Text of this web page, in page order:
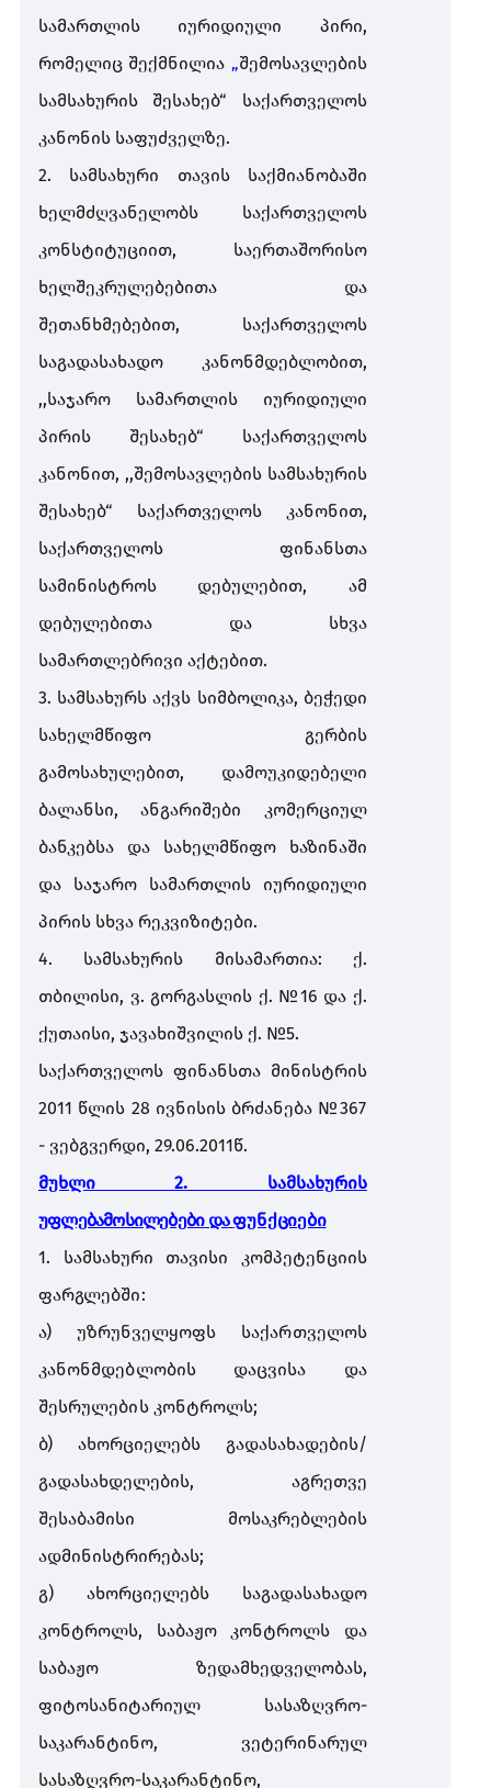
სამართლის
იურიდიული პირი,
რომელიც შექმნილია „შემოსავლების
სამსახურის
შესახებ“ საქართველოს
კანონის საფუძველზე.
2. სამსახური თავის
საქმიანობაში
ხელმძღვანელობს
საქართველოს
კონსტიტუციით, საერთაშორისო
ხელშეკრულებებითა
და
შეთანხმებებით, საქართველოს
საგადასახადო
კანონმდებლობით,
,,საჯარო სამართლის
იურიდიული
პირის
შესახებ“ საქართველოს
კანონით, ,,შემოსავლების სამსახურის
შესახებ“ საქართველოს კანონით,
საქართველოს
ფინანსთა
სამინისტროს
დებულებით, ამ
დებულებითა
და
სხვა
სამართლებრივი აქტებით.
3. სამსახურს აქვს სიმბოლიკა, ბეჭედი
სახელმწიფო
გერბის
გამოსახულებით, დამოუკიდებელი
ბალანსი,ანგარიშები
კომერციულ
ბანკებსა
და სახელმწიფო
ხაზინაში
და
საჯარო სამართლის
იურიდიული
პირის სხვა რეკვიზიტები.
4. სამსახურის მისამართია: ქ.
თბილისი, ვ.გორგასლის ქ. №16 და ქ.
ქუთაისი, ჯავახიშვილის ქ. №5.
საქართველოს ფინანსთა მინისტრის
2011 წლის 28 ივნისის ბრძანება №367
- ვებგვერდი, 29.06.2011წ.
მუხლი2. სამსახურის
უფლებამოსილებები და ფუნქციები
1. სამსახური თავისი
კომპეტენციის
ფარგლებში:
ა)უზრუნველყოფს
საქართველოს
კანონმდებლობის
დაცვისა
და
შესრულების კონტროლს;
ბ) ახორციელებს გადასახადების/
გადასახდელების, აგრეთვე
შესაბამისი
მოსაკრებლების
ადმინისტრირებას;
გ) ახორციელებს
საგადასახადო
კონტროლს, საბაჟო კონტროლს
და
საბაჟო
ზედამხედველობას,
ფიტოსანიტარიულ
სასაზღვრო-
საკარანტინო, ვეტერინარულ
სასაზღვრო-საკარანტინო,